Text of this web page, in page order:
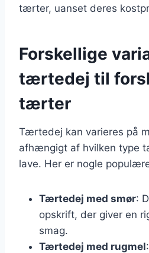
tærter, uanset deres
Forskellige
tærtedej til
tærter
Tærtedej kan varieres på
afhængigt af hvilken type
lave. Her er nogle
Tærtedej med smør:
opskrift, der giver en
smag.
Tærtedej med rugmel